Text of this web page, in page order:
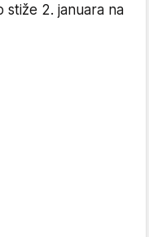
stiže 2. januara na